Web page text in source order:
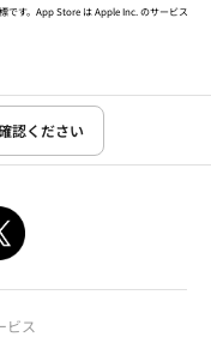
です。App Store は Apple Inc. のサービス
認ください
ビス